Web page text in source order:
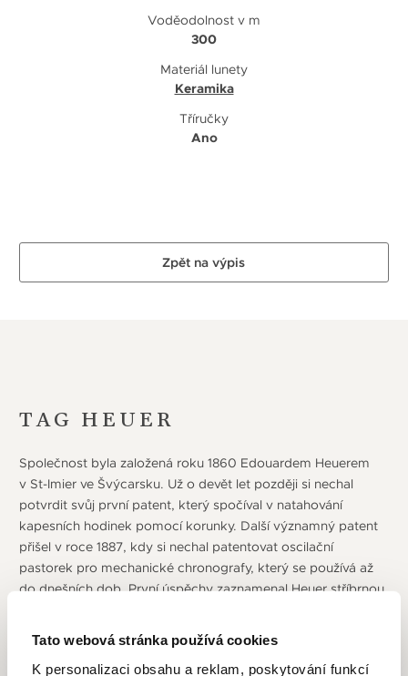
Tato webová stránka používá cookies
K personalizaci obsahu a reklam, poskytování funkcí
Voděodolnost v m
300
Materiál lunety
Keramika
Tříručky
Ano
Zpět na výpis
TAG HEUER
Společnost byla založená roku 1860 Edouardem Heuerem
v St-Imier ve Švýcarsku. Už o devět let později si nechal
potvrdit svůj první patent, který spočíval v natahování
kapesních hodinek pomocí korunky. Další významný patent
přišel v roce 1887, kdy si nechal patentovat oscilační
pastorek pro mechanické chronografy, který se používá až
do dnešních dob. První úspěchy zaznamenal Heuer stříbrnou
Další získal o 6 let později v Paříži. Na začátku 20. století
se firma začala věnovat i přesným chronografům,